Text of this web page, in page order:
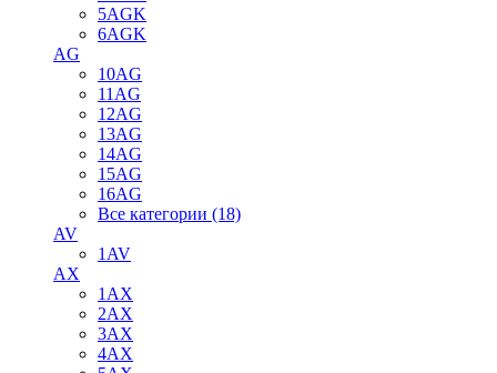
5AGK
6AGK
AG
10AG
11AG
12AG
13AG
14AG
15AG
16AG
Все категории (18)
AV
1AV
AX
1AX
2AX
3AX
4AX